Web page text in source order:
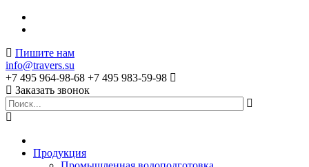
Пишите нам
info@travers.su
+7 495 964-98-68 +7 495 983-59-98
Заказать звонок
Продукция